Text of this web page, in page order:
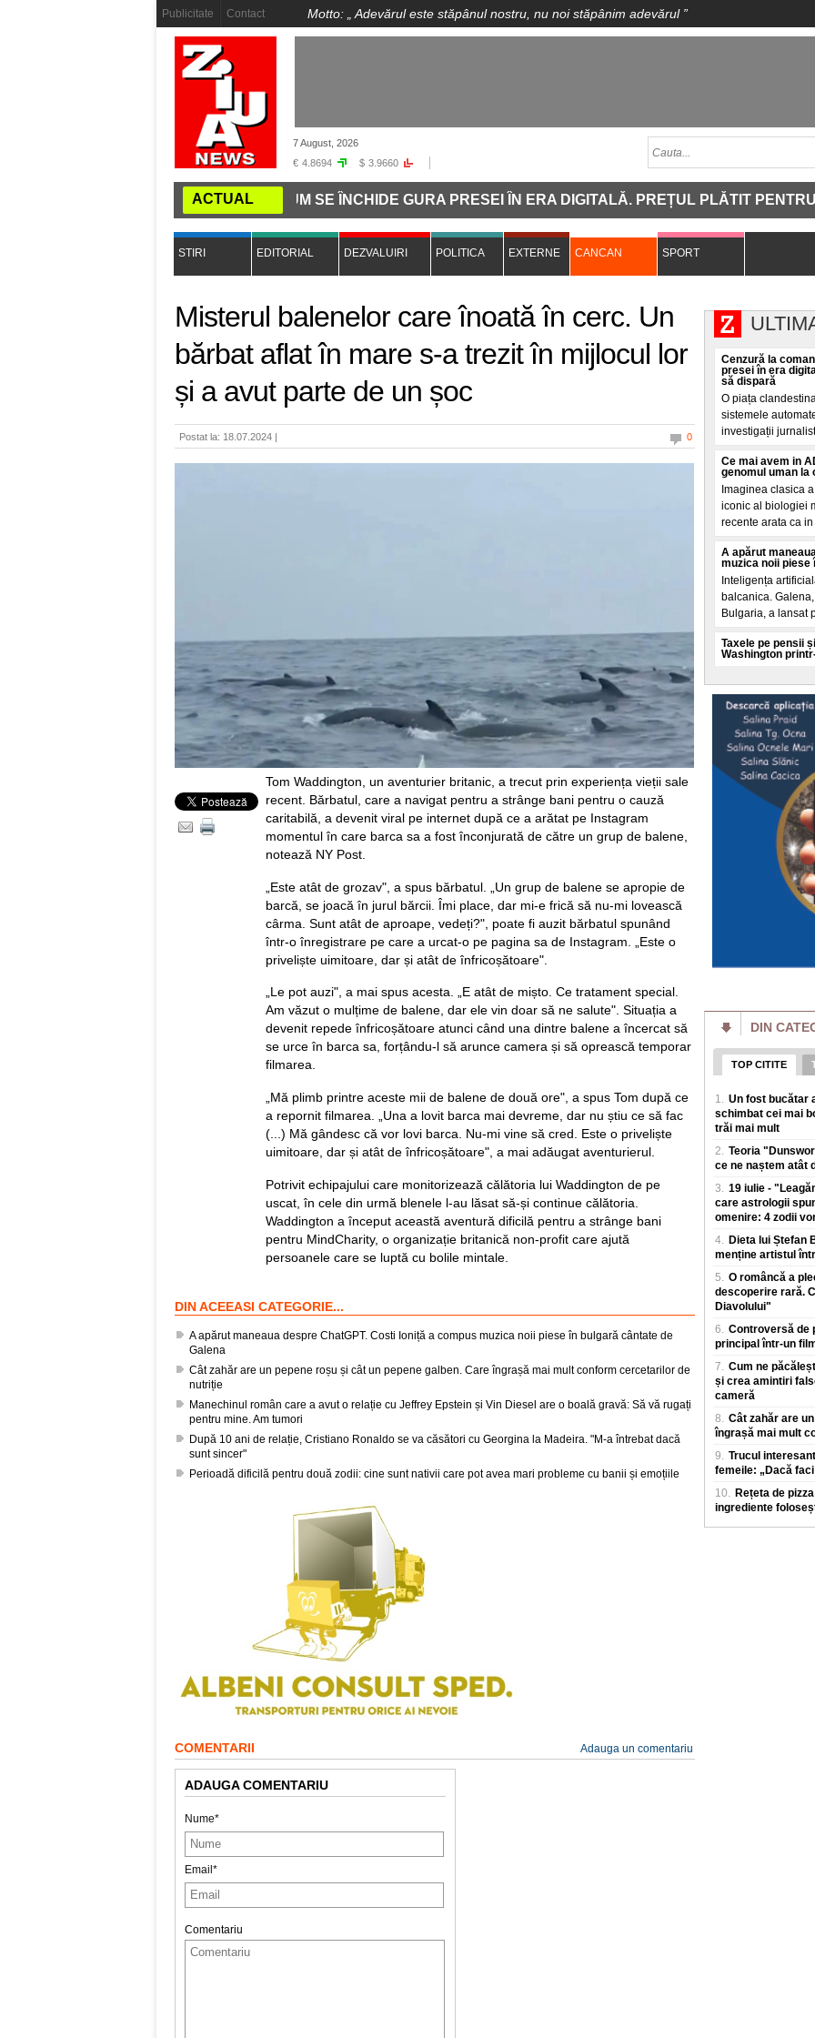
Publicitate Contact Motto: „ Adevărul este stăpânul nostru, nu noi stăpânim adevărul”
7 August, 2026
€ 4.8694 $ 3.9660
ACTUAL
LA COMANDĂ PE INTERNET: CUM SE ÎNCHIDE GURA PRESEI ÎN ERA DIGITALĂ. PREȚUL PLĂTIT PENTRU CA
STIRI EDITORIAL DEZVALUIRI POLITICA EXTERNE CANCAN SPORT
Misterul balenelor care înoată în cerc. Un
bărbat aflat în mare s-a trezit în mijlocul lor
și a avut parte de un șoc
Postat la: 18.07.2024 | 0
Tom Waddington, un aventurier britanic, a trecut prin experiența vieții sale
recent. Bărbatul, care a navigat pentru a strânge bani pentru o cauză
caritabilă, a devenit viral pe internet după ce a arătat pe Instagram
momentul în care barca sa a fost înconjurată de către un grup de balene,
notează NY Post.
„Este atât de grozav", a spus bărbatul. „Un grup de balene se apropie de
barcă, se joacă în jurul bărcii. Îmi place, dar mi-e frică să nu-mi lovească
cârma. Sunt atât de aproape, vedeți?", poate fi auzit bărbatul spunând
într-o înregistrare pe care a urcat-o pe pagina sa de Instagram. „Este o
priveliște uimitoare, dar și atât de înfricoșătoare".
„Le pot auzi", a mai spus acesta. „E atât de mișto. Ce tratament special.
Am văzut o mulțime de balene, dar ele vin doar să ne salute". Situația a
devenit repede înfricoșătoare atunci când una dintre balene a încercat să
se urce în barca sa, forțându-l să arunce camera și să oprească temporar
filmarea.
„Mă plimb printre aceste mii de balene de două ore", a spus Tom după ce
a repornit filmarea. „Una a lovit barca mai devreme, dar nu știu ce să fac
(...) Mă gândesc că vor lovi barca. Nu-mi vine să cred. Este o priveliște
uimitoare, dar și atât de înfricoșătoare", a mai adăugat aventurierul.
Potrivit echipajului care monitorizează călătoria lui Waddington de pe
uscat, în cele din urmă blenele l-au lăsat să-și continue călătoria.
Waddington a început această aventură dificilă pentru a strânge bani
pentru MindCharity, o organizație britanică non-profit care ajută
persoanele care se luptă cu bolile mintale.
DIN ACEEASI CATEGORIE...
A apărut maneaua despre ChatGPT. Costi Ioniță a compus muzica noii piese în bulgară cântate de
Galena
Cât zahăr are un pepene roșu și cât un pepene galben. Care îngrașă mai mult conform cercetarilor de
nutriție
Manechinul român care a avut o relație cu Jeffrey Epstein și Vin Diesel are o boală gravă: Să vă rugați
pentru mine. Am tumori
După 10 ani de relație, Cristiano Ronaldo se va căsători cu Georgina la Madeira. "M-a întrebat dacă
sunt sincer"
Perioadă dificilă pentru două zodii: cine sunt nativii care pot avea mari probleme cu banii și emoțiile
COMENTARII Adauga un comentariu
ADAUGA COMENTARIU
Nume*
Email*
Comentariu
Cenzură la
presei în era
să dispară
O piața
sistemele
investigații
Ce mai avem in
genomul uman la
Imaginea clasica
iconic al biologiei
recente arata ca
A apărut
muzica noii piese
Inteligența
balcanica.
Bulgaria, a lansat
Taxele pe pensii
Washington
aprilie prin
condiționeaza
O teorie
spatele valului de
Mai multe cercuri
promoveaza o
și analizate de El
Locurile interzise
„Grănicerii au
Dunarea a
pe țarm, in zona
devreme, aceste
Cum
bruia Starlink.
Rusia a prezentat
Prețul energiei
estimat la 5.9%
Prima saptamana
iulie unitatea 1 a
Amenzi pentru
drumului. Unde
producerii unor
Polițiștii rutieri au
fructe sau celor
de sezon, dupa ce
DIN
TOP CITITE
1. Un fost bucătar
schimbat cei mai
trăi mai mult
2. Teoria
ce ne naștem atât
3. 19 iulie -
care astrologii
omenire: 4 zodii
4. Dieta lui Ștefan
menține artistul
5. O româncă a
descoperire rară.
Diavolului"
6. Controversă de
principal într-un
7. Cum ne
și crea amintiri
cameră
8. Cât zahăr are
îngrașă mai mult
9. Trucul
femeile: „Dacă
10. Rețeta de
ingrediente